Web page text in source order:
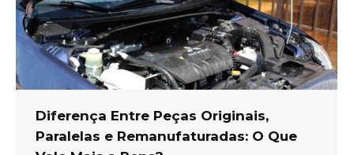
Diferença Entre Peças Originais,
Paralelas e Remanufaturadas: O Que